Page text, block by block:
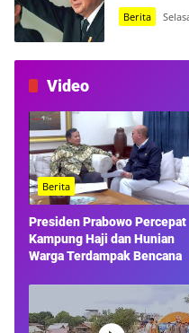
Berita
Video
Berita
Presiden Prabowo Percepat
Kampung Haji dan Hunian
Warga Terdampak Bencana